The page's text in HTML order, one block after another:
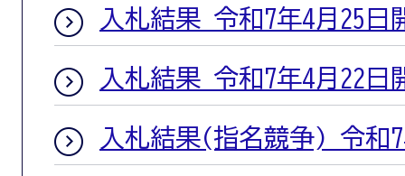
入札結果 令和7年4月25日
入札結果 令和7年4月22日
入札結果(指名競争) 令和